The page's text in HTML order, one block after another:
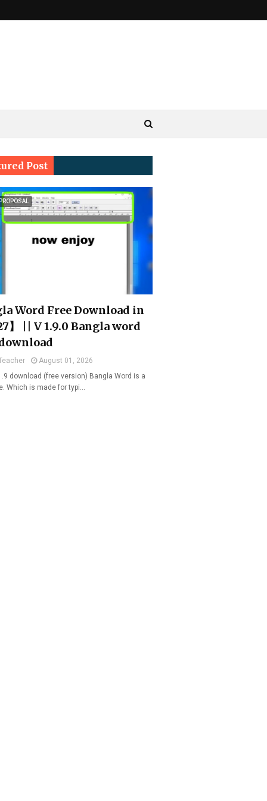
Post
Word Free Download in
】 || V 1.9.0 Bangla word
August 01, 2026
download (free version) Bangla Word is a
Which is made for typi…